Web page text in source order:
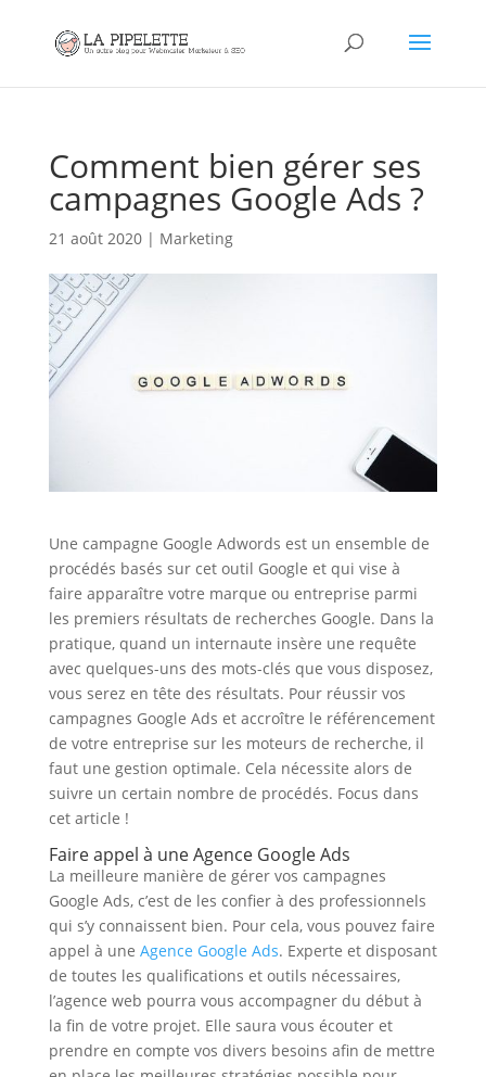
Comment bien gérer ses
campagnes Google Ads ?
21 août 2020| Marketing
Une campagne Google Adwords est un ensemble de
procédés basés sur cet outil Google et qui vise à
faire apparaître votre marque ou entreprise parmi
les premiers résultats de recherches Google. Dans la
pratique, quand un internaute insère une requête
avec quelques-uns des mots-clés que vous disposez,
vous serez en tête des résultats. Pour réussir vos
campagnes Google Ads et accroître le référencement
de votre entreprise sur les moteurs de recherche, il
faut une gestion optimale. Cela nécessite alors de
suivre un certain nombre de procédés. Focus dans
cet article !
Faire appel à une Agence Google Ads
La meilleure manière de gérer vos campagnes
Google Ads, c’est de les confier à des professionnels
qui s’y connaissent bien. Pour cela, vous pouvez faire
appel à une Agence Google Ads. Experte et disposant
de toutes les qualifications et outils nécessaires,
l’agence web pourra vous accompagner du début à
la fin de votre projet. Elle saura vous écouter et
prendre en compte vos divers besoins afin de mettre